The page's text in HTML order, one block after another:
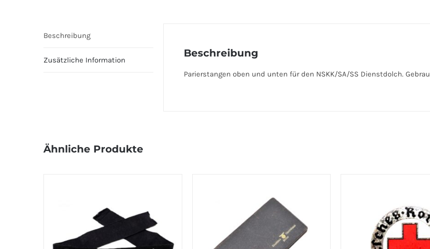
Beschreibung
Zusätzliche Information
Beschreibung
Parierstangen oben und unten für den NSKK/SA/SS Dienstdolch.
Ähnliche Produkte